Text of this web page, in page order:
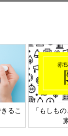
こ
「もしもの
家